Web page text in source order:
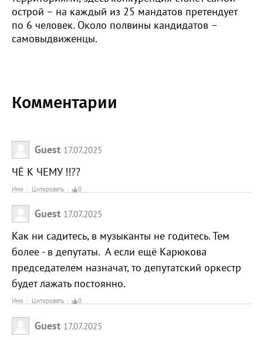
острой – на каждый из 25 мандатов претендует
по 6 человек. Около полвины кандидатов –
самовыдвиженцы.
Комментарии
Guest 17.07.2025
ЧЁ К ЧЕМУ !!??
Имя Цитировать 0
Guest 17.07.2025
Как ни садитесь, в музыканты не годитесь. Тем
более - в депутаты. А если ещё Карюкова
председателем назначат, то депутатский оркестр
будет лажать постоянно.
Имя Цитировать 0
Guest 17.07.2025